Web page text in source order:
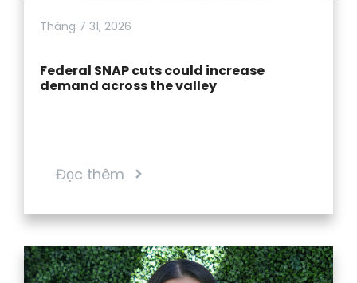
Tháng 7 31, 2026
Federal SNAP cuts could increase
demand across the valley
Đọc thêm